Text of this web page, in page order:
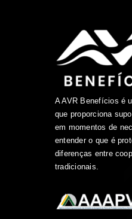
A AVR Benefícios é
que proporciona
em momentos de
entender o que é
diferenças entre
tradicionais.